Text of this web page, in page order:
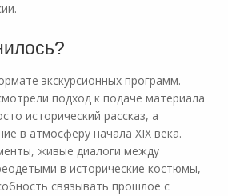
экскурсионных программ.
подход к подаче материала
исторический рассказ, а
в атмосферу начала XIX века.
живые диалоги между
в исторические костюмы,
связывать прошлое с